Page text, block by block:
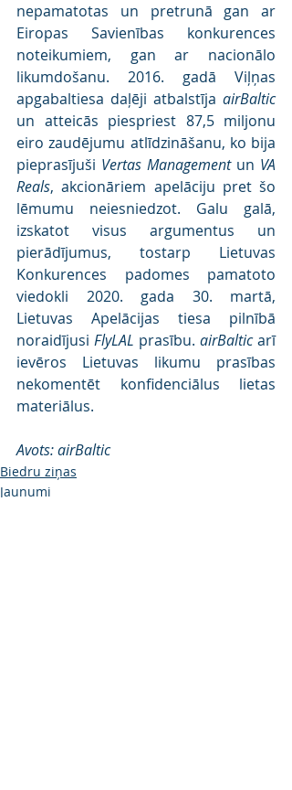
nepamatotas un pretrunā gan ar
Eiropas Savienības konkurences
noteikumiem, gan ar nacionālo
likumdošanu. 2016. gadā Viļņas
apgabaltiesa daļēji atbalstīja airBaltic
un atteicās piespriest 87,5 miljonu
eiro zaudējumu atlīdzināšanu, ko bija
pieprasījuši Vertas Management un VA
Reals, akcionāriem apelāciju pret šo
lēmumu neiesniedzot. Galu galā,
izskatot visus argumentus un
pierādījumus, tostarp Lietuvas
Konkurences padomes pamatoto
viedokli 2020. gada 30. martā,
Lietuvas Apelācijas tiesa pilnībā
noraidījusi FlyLAL prasību. airBaltic arī
ievēros Lietuvas likumu prasības
nekomentēt konfidenciālus lietas
materiālus.
Avots: airBaltic
Biedru ziņas
Jaunumi